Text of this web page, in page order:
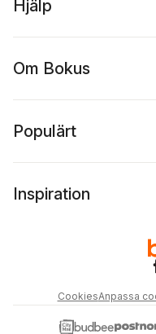
Hjälp
Om Bokus
Populärt
Inspiration
CookiesAnpassa